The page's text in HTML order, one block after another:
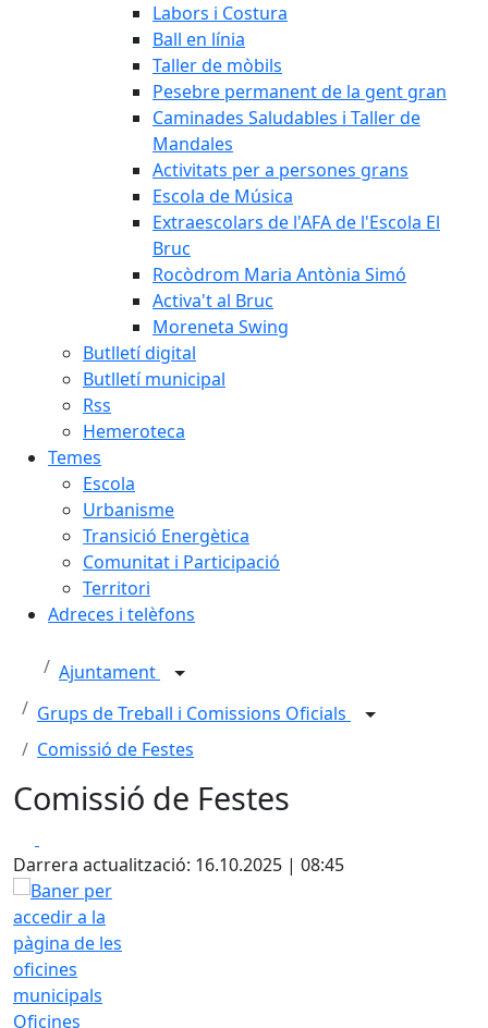
Labors i Costura
Ball en línia
Taller de mòbils
Pesebre permanent de la gent gran
Caminades Saludables i Taller de
Mandales
Activitats per a persones grans
Escola de Música
Extraescolars de l'AFA de l'Escola El
Bruc
Rocòdrom Maria Antònia Simó
Activa't al Bruc
Moreneta Swing
Butlletí digital
Butlletí municipal
Rss
Hemeroteca
Temes
Escola
Urbanisme
Transició Energètica
Comunitat i Participació
Territori
Adreces i telèfons
Ajuntament
Grups de Treball i Comissions Oficials
Comissió de Festes
Comissió de Festes
Darrera actualització: 16.10.2025 | 08:45
Oficines